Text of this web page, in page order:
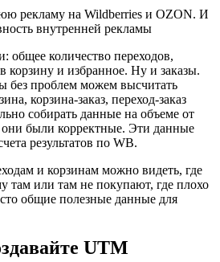
количество переходов,
корзину и избранное. Ну и заказы.
без проблем можем высчитать
корзина-заказ, переход-заказ
собирать данные на объеме от
они были корректные. Эти данные
результатов по WB.
и корзинам можно видеть, где
там или там не покупают, где плохо
общие полезные данные для
UTM